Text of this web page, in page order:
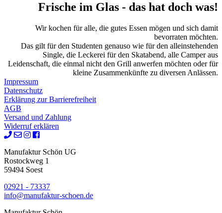
Frische im Glas - das hat doch was!
Wir kochen für alle, die gutes Essen mögen und sich damit
bevorraten möchten.
Das gilt für den Studenten genauso wie für den alleinstehenden
Single, die Leckerei für den Skatabend, alle Camper aus
Leidenschaft, die einmal nicht den Grill anwerfen möchten oder für
kleine Zusammenkünfte zu diversen Anlässen.
Impressum
Datenschutz
Erklärung zur Barrierefreiheit
AGB
Versand und Zahlung
Widerruf erklären
Manufaktur Schön UG
Rostockweg 1
59494 Soest
02921 - 73337
info@manufaktur-schoen.de